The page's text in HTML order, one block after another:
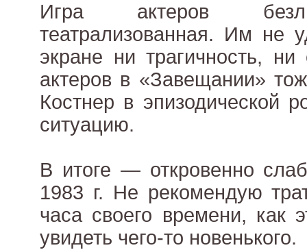
Игра актеров
театрализованная. Им не
экране ни трагичность,
актеров в «Завещании»
Костнер в эпизодической
ситуацию.
В итоге — откровенно
1983 г. Не рекомендую
часа своего времени, как
увидеть чего-то новенького.